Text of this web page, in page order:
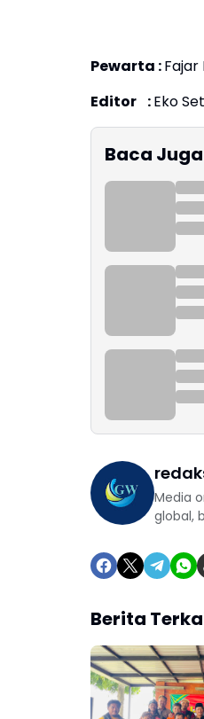
Pewarta :Fajar
Editor :Eko
Baca Juga
Media
global,
Berita